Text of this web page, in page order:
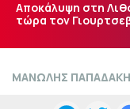
Αποκάλυψη στη
τώρα τον
ΜΑΝΩΛΗΣ